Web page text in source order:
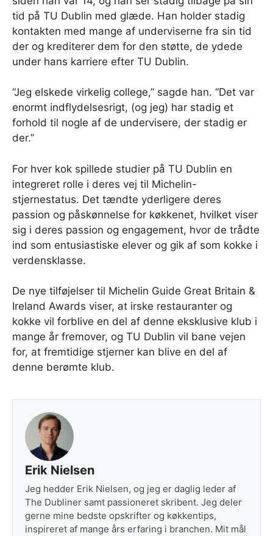
tid på TU Dublin med glæde. Han holder stadig
kontakten med mange af underviserne fra sin tid
der og krediterer dem for den støtte, de ydede
under hans karriere efter TU Dublin.
“Jeg elskede virkelig college,” sagde han. “Det var
enormt indflydelsesrigt, (og jeg) har stadig et
forhold til nogle af de undervisere, der stadig er
der.”
For hver kok spillede studier på TU Dublin en
integreret rolle i deres vej til Michelin-
stjernestatus. Det tændte yderligere deres
passion og påskønnelse for køkkenet, hvilket viser
sig i deres passion og engagement, hvor de trådte
ind som entusiastiske elever og gik af som kokke i
verdensklasse.
De nye tilføjelser til Michelin Guide Great Britain &
Ireland Awards viser, at irske restauranter og
kokke vil forblive en del af denne eksklusive klub i
mange år fremover, og TU Dublin vil bane vejen
for, at fremtidige stjerner kan blive en del af
denne berømte klub.
Erik Nielsen
Jeg hedder Erik Nielsen, og jeg er daglig leder af
The Dubliner samt passioneret skribent. Jeg deler
gerne mine bedste opskrifter og køkkentips,
inspireret af mange års erfaring i branchen. Mit mål